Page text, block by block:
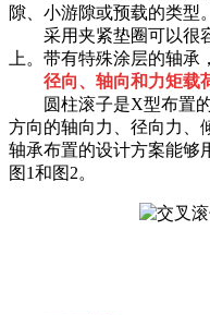
隙、小游隙或预载的类型
采用夹紧垫圈可以很容
上。带有特殊涂层的轴承
径向、轴向和力矩载
圆柱滚子是X型布置的
方向的轴向力、径向力、
轴承布置的设计方案能够
图1和图2。